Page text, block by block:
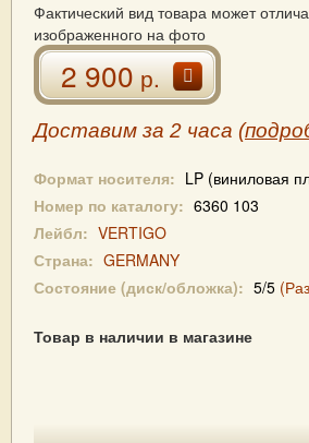
Фактический вид товара может
изображенного на фото
2 900р.
Доставим за 2 часа (
Формат носителя: LP (виниловая
Номер по каталогу: 6360 103
Лейбл: VERTIGO
Страна: GERMANY
Состояние (диск/обложка): 5/5
Товар в наличии в магазине